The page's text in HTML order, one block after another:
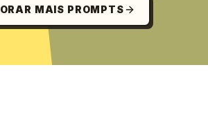
MAIS PROMPTS